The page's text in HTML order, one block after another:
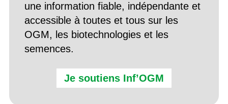
une information fiable, indépendante et
accessible à toutes et tous sur les
OGM, les biotechnologies et les
semences.
Je soutiens Inf’OGM